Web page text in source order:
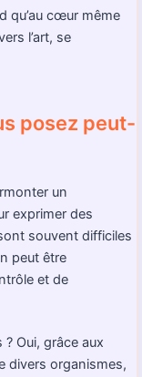
qu’au cœur même
l’art, se
posez peut-
un
exprimer des
souvent difficiles
peut être
et de
? Oui, grâce aux
divers organismes,